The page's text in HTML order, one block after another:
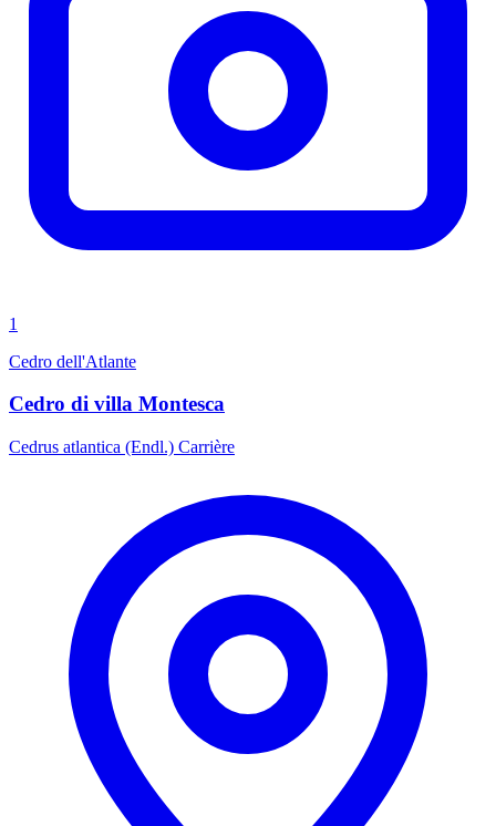
1
Cedro dell'Atlante
Cedro di villa Montesca
Cedrus atlantica (Endl.) Carrière